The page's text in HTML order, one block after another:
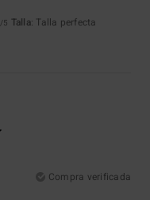
/5 Talla: Talla perfecta
Compra verificada